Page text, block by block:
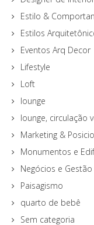
Estilo &
Estilos
Eventos Arq Decor
Lifestyle
Loft
lounge
lounge, circulação
Marketing &
Monumentos e
Negócios e
Paisagismo
quarto de bebê
Sem categoria